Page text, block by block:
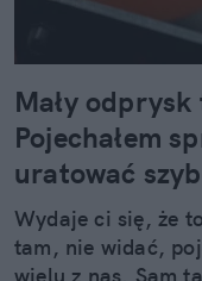
Mały
Pojechałem
uratować
Wydaje ci się, że
tam, nie widać,